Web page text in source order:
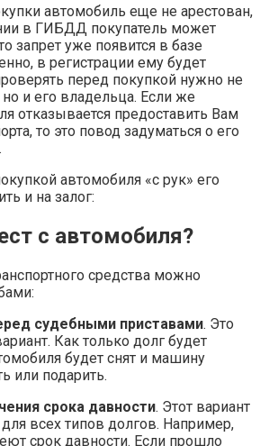
автомобиль еще не арестован,
в ГИБДД покупатель может
запрет уже появится в базе
в регистрации ему будет
перед покупкой нужно не
и его владельца. Если же
отказывается предоставить Вам
то это повод задуматься о его
автомобиля «с рук» его
и на залог:
с автомобиля?
средства можно
судебными приставами. Это
Как только долг будет
будет снят и машину
или подарить.
срока давности. Этот вариант
всех типов долгов. Например,
срок давности. Если прошло